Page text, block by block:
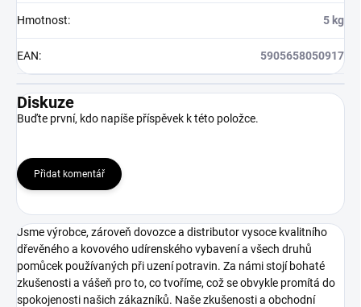
Hmotnost: 5 kg
EAN: 5905658050917
Diskuze
Buďte první, kdo napíše příspěvek k této položce.
Přidat komentář
Jsme výrobce, zároveň dovozce a distributor vysoce kvalitního
dřevěného a kovového udírenského vybavení a všech druhů
pomůcek používaných při uzení potravin. Za námi stojí bohaté
zkušenosti a vášeň pro to, co tvoříme, což se obvykle promítá do
spokojenosti našich zákazníků. Naše zkušenosti a obchodní